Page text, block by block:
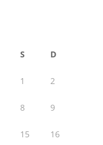
S D
1 2
8 9
15 16